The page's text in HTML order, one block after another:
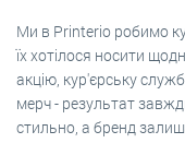
Ми в Printerio робимо
їх хотілося носити
акцію, кур'єрську
мерч - результат
стильно, а бренд